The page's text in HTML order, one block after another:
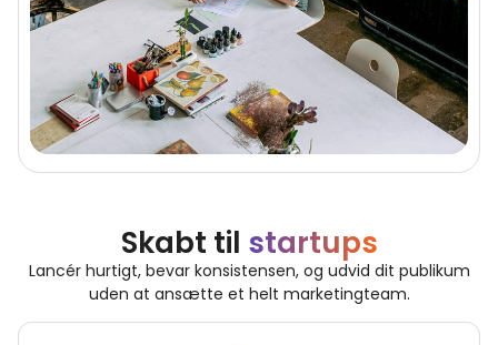
Skabt til startups
Lancér hurtigt, bevar konsistensen, og udvid dit publikum
uden at ansætte et helt marketingteam.